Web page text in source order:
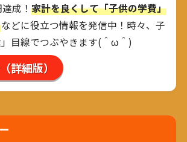
成！ 家計を良くして「子供の学費」
などに役立つ情報を発信中！時々、子
目線でつぶやきます(＾ω＾)
詳細版）